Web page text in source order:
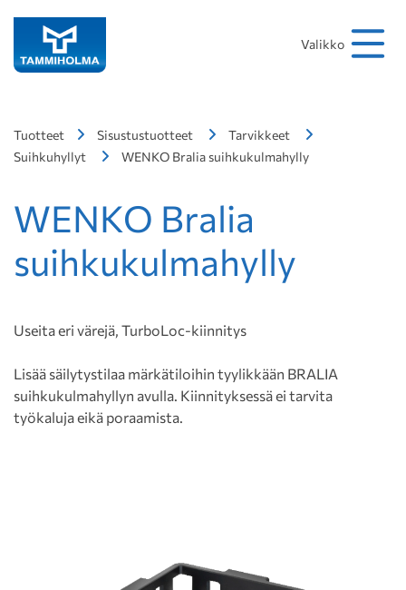
Valikko
Tuotteet Sisustustuotteet
Tarvikkeet
Suihkuhyllyt
WENKO Bralia suihkukulmahylly
WENKO Bralia
suihkukulmahylly
Useita eri värejä, TurboLoc-kiinnitys
Lisää säilytystilaa märkätiloihin tyylikkään BRALIA
suihkukulmahyllyn avulla. Kiinnityksessä ei tarvita
työkaluja eikä poraamista.